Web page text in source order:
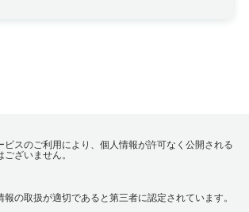
ビスのご利用により、個人情報が許可なく公開される
ございません。
報の取扱が適切であると第三者に認定されています。